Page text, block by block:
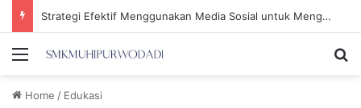
Strategi Efektif Menggunakan Media Sosial untuk Menghemat Waktu Berharga Anda
Menu
Home / Edukasi